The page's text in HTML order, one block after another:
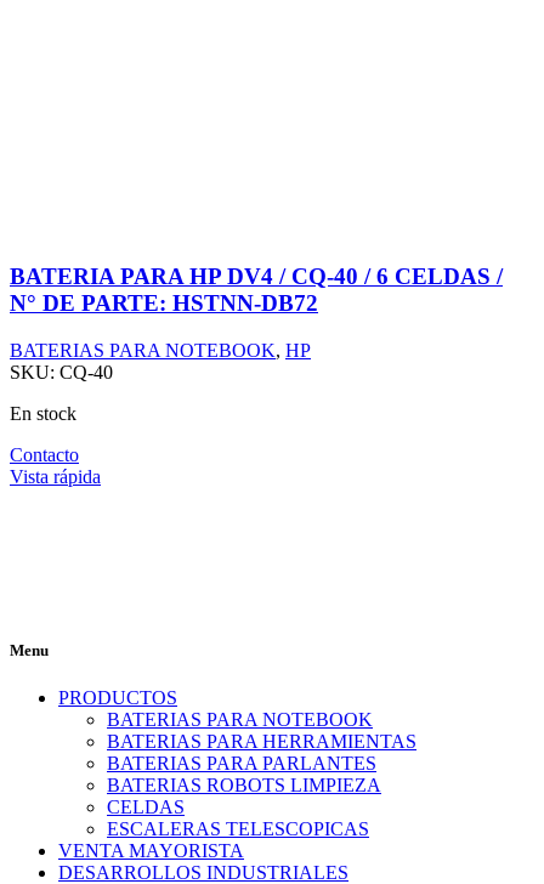
BATERIA PARA HP DV4 / CQ-40 / 6 CELDAS /
N° DE PARTE: HSTNN-DB72
BATERIAS PARA NOTEBOOK, HP
SKU: CQ-40
En stock
Contacto
Vista rápida
Menu
PRODUCTOS
BATERIAS PARA NOTEBOOK
BATERIAS PARA HERRAMIENTAS
BATERIAS PARA PARLANTES
BATERIAS ROBOTS LIMPIEZA
CELDAS
ESCALERAS TELESCOPICAS
VENTA MAYORISTA
DESARROLLOS INDUSTRIALES